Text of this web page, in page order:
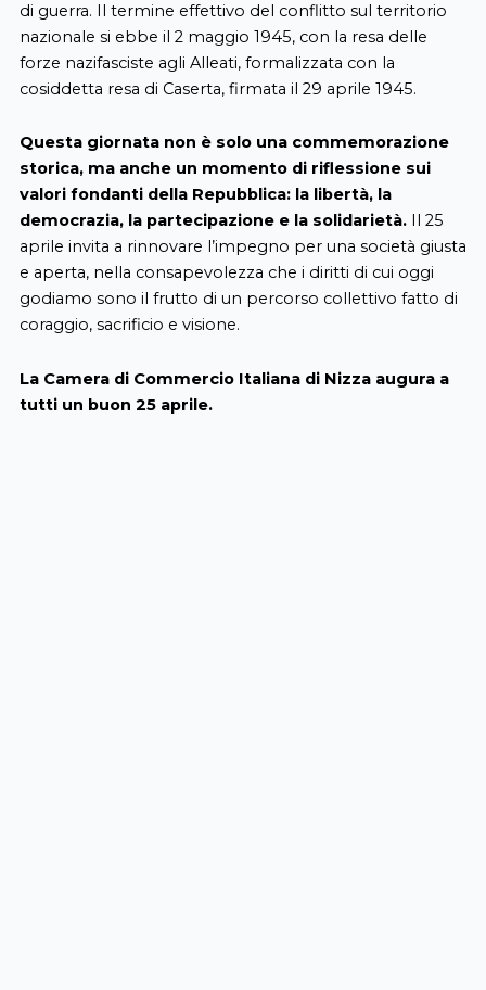
di guerra. Il termine effettivo del conflitto sul territorio
nazionale si ebbe il 2 maggio 1945, con la resa delle
forze nazifasciste agli Alleati, formalizzata con la
cosiddetta resa di Caserta, firmata il 29 aprile 1945.
Questa giornata non è solo una commemorazione
storica, ma anche un momento di riflessione sui
valori fondanti della Repubblica: la libertà, la
democrazia, la partecipazione e la solidarietà. Il 25
aprile invita a rinnovare l’impegno per una società giusta
e aperta, nella consapevolezza che i diritti di cui oggi
godiamo sono il frutto di un percorso collettivo fatto di
coraggio, sacrificio e visione.
La Camera di Commercio Italiana di Nizza augura a
tutti un buon 25 aprile.